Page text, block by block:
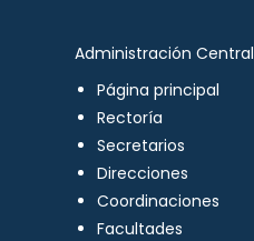
Administración Central
Página principal
Rectoría
Secretarios
Direcciones
Coordinaciones
Facultades